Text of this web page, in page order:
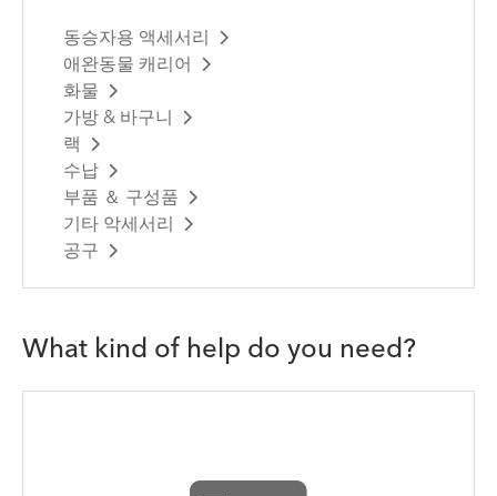
동승자용 액세서리
애완동물 캐리어
화물
가방 & 바구니
랙
수납
부품 ＆ 구성품
기타 악세서리
공구
What kind of help do you need?